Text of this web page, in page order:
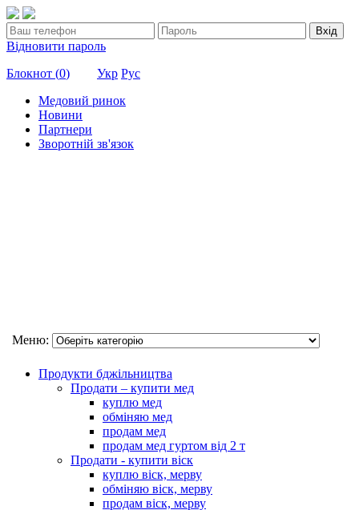
Вхід
Відновити пароль
Блокнот (0) Укр Рус
Медовий ринок
Новини
Партнери
Зворотній зв'язок
Меню:
Продукти бджільництва
Продати – купити мед
куплю мед
обміняю мед
продам мед
продам мед гуртом від 2 т
Продати - купити віск
куплю віск, мерву
обміняю віск, мерву
продам віск, мерву